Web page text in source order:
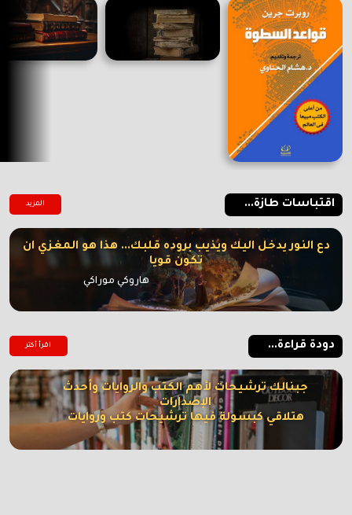
اقتباسات طازة... المزيد
دع النور يدخل اليك ويذيب بروده قلبك... هذا هو المغزي ان
تكون قويا
هاروكي موراكي
دودة قراءة... اقرأ أكتر
جبنالك ترشيحات لأهم الكتب والروايات وأحدث
الإصدارات
هتلاقي كبسولة فيها ترشيحات كتب وروايات